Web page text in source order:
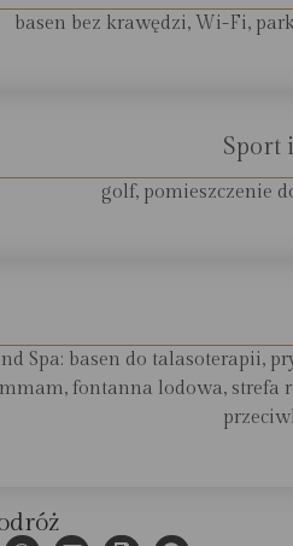
basen bez krawędzi, Wi-Fi,
Sport
golf, pomieszczenie
Spa: basen do talasoterapii,
fontanna lodowa, strefa